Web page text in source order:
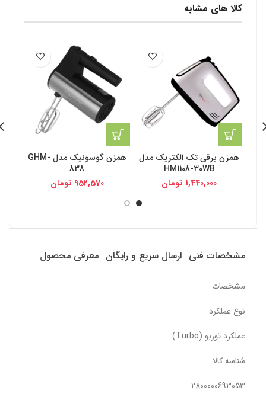
کالا های مشابه
همزن برقی تک الکتریک مدل
HM1108-30WB
1,440,000 تومان
همزن گوسونیک مدل GHM-
838
952,570 تومان
مشخصات فنی ارسال سریع و رایگان معرفی محصول
مشخصات
نوع عملکرد
عملکرد توربو (Turbo)
شناسه کالا
2800000693053